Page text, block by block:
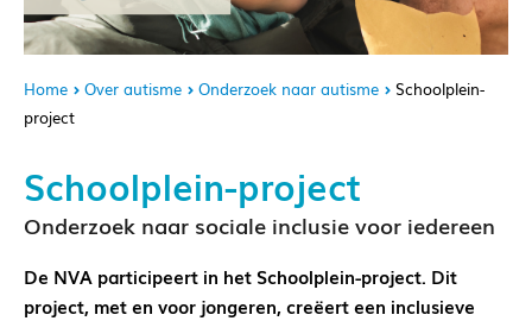
Home Over autisme Onderzoek naar autisme
Schoolplein-
project
Schoolplein-project
Onderzoek naar sociale inclusie voor iedereen
De NVA participeert in het Schoolplein-project. Dit
project, met en voor jongeren, creëert een inclusieve